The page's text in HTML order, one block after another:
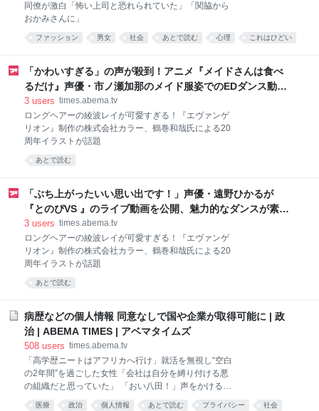
同僚が激白「怖い上司と恐れられていた」「関脇から
おかみさんに」
ファッション 男女 社会 あとで読む 心理 これはひどい
「かわいすぎる」の声が殺到！アニメ『メイドさんは食べ
るだけ』声優・市ノ瀬加那のメイド服姿でのEDダンス動画
公開 | 声優 | アニメフリークス
3 users times.abema.tv
ロングヘアーの綾波レイが可愛すぎる！『エヴァンゲ
リオン』制作の株式会社カラー、鶴巻和哉氏による20
周年イラストが話題
あとで読む
「ぶち上がったいい思い出です！」声優・遠野ひかるが
『とのぴVS 』のライブ動画を公開、魅力的なダンスが素敵
とファン絶賛 | 声優 | アニメフリークス
3 users times.abema.tv
ロングヘアーの綾波レイが可愛すぎる！『エヴァンゲ
リオン』制作の株式会社カラー、鶴巻和哉氏による20
周年イラストが話題
あとで読む
病歴などの個人情報 同意なしで国や企業が取得可能に | 政
治 | ABEMA TIMES | アベマタイムズ
508 users times.abema.tv
「高学歴ニートはアフリカへ行け」就活を無視し“空白
の2年間”を過ごした女性「会社は自分を縛り付ける悪
の組織だと思っていた」 「おい八田！」声をかけると
立ち漕ぎで逃走…深夜の牛丼チェーン店で八田與一容
医療 政治 個人情報 あとで読む プライバシー 社会